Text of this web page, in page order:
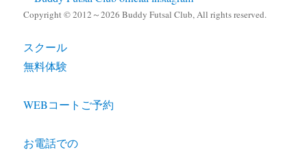
Copyright © 2012～2026 Buddy Futsal Club, All rights reserved.
スクール
無料体験
WEBコートご予約
お電話での